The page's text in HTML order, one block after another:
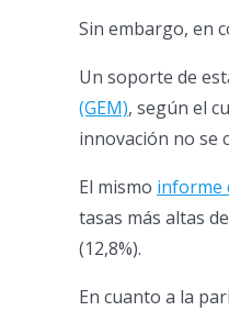
Sin embargo, en
Un soporte de
(GEM), según el
innovación no se
El mismo informe
tasas más altas
(12,8%).
En cuanto a la